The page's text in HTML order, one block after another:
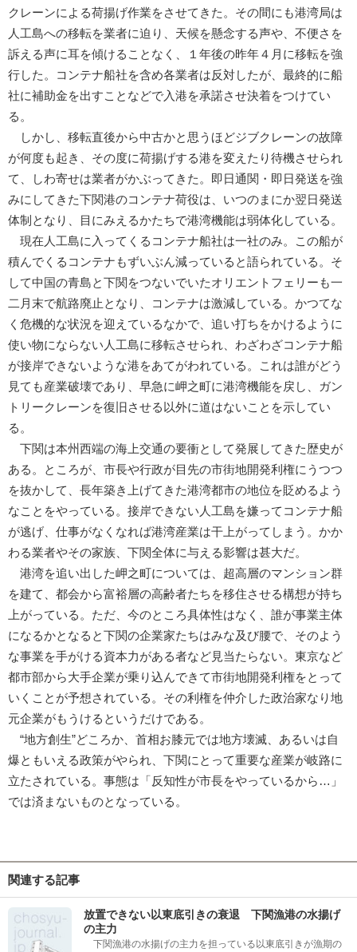
クレーンによる荷揚げ作業をさせてきた。その間にも港湾局は
人工島への移転を業者に迫り、天候を懸念する声や、不便さを
訴える声に耳を傾けることなく、１年後の昨年４月に移転を強
行した。コンテナ船社を含め各業者は反対したが、最終的に船
社に補助金を出すことなどで入港を承諾させ決着をつけてい
る。
しかし、移転直後から中古かと思うほどジブクレーンの故障
が何度も起き、その度に荷揚げする港を変えたり待機させられ
て、しわ寄せは業者がかぶってきた。即日通関・即日発送を強
みにしてきた下関港のコンテナ荷役は、いつのまにか翌日発送
体制となり、目にみえるかたちで港湾機能は弱体化している。
現在人工島に入ってくるコンテナ船社は一社のみ。この船が
積んでくるコンテナもずいぶん減っていると語られている。そ
して中国の青島と下関をつないでいたオリエントフェリーも一
二月末で航路廃止となり、コンテナは激減している。かつてな
く危機的な状況を迎えているなかで、追い打ちをかけるように
使い物にならない人工島に移転させられ、わざわざコンテナ船
が接岸できないような港をあてがわれている。これは誰がどう
見ても産業破壊であり、早急に岬之町に港湾機能を戻し、ガン
トリークレーンを復旧させる以外に道はないことを示してい
る。
下関は本州西端の海上交通の要衝として発展してきた歴史が
ある。ところが、市長や行政が目先の市街地開発利権にうつつ
を抜かして、長年築き上げてきた港湾都市の地位を貶めるよう
なことをやっている。接岸できない人工島を嫌ってコンテナ船
が逃げ、仕事がなくなれば港湾産業は干上がってしまう。かか
わる業者やその家族、下関全体に与える影響は甚大だ。
港湾を追い出した岬之町については、超高層のマンション群
を建て、都会から富裕層の高齢者たちを移住させる構想が持ち
上がっている。ただ、今のところ具体性はなく、誰が事業主体
になるかとなると下関の企業家たちはみな及び腰で、そのよう
な事業を手がける資本力がある者など見当たらない。東京など
都市部から大手企業が乗り込んできて市街地開発利権をとって
いくことが予想されている。その利権を仲介した政治家なり地
元企業がもうけるというだけである。
“地方創生”どころか、首相お膝元では地方壊滅、あるいは自
爆ともいえる政策がやられ、下関にとって重要な産業が岐路に
立たされている。事態は「反知性が市長をやっているから…」
では済まないものとなっている。
関連する記事
放置できない以東底引きの衰退 下関漁港の水揚げ
の主力
下関漁港の水揚げの主力を担っている以東底引きが漁期の